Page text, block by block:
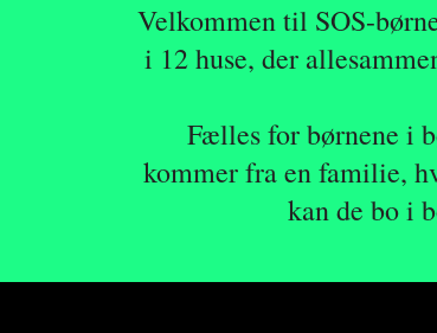
Velkommen til SOS-
i 12 huse, der
Fælles for børnene i
kommer fra en familie,
kan de bo i